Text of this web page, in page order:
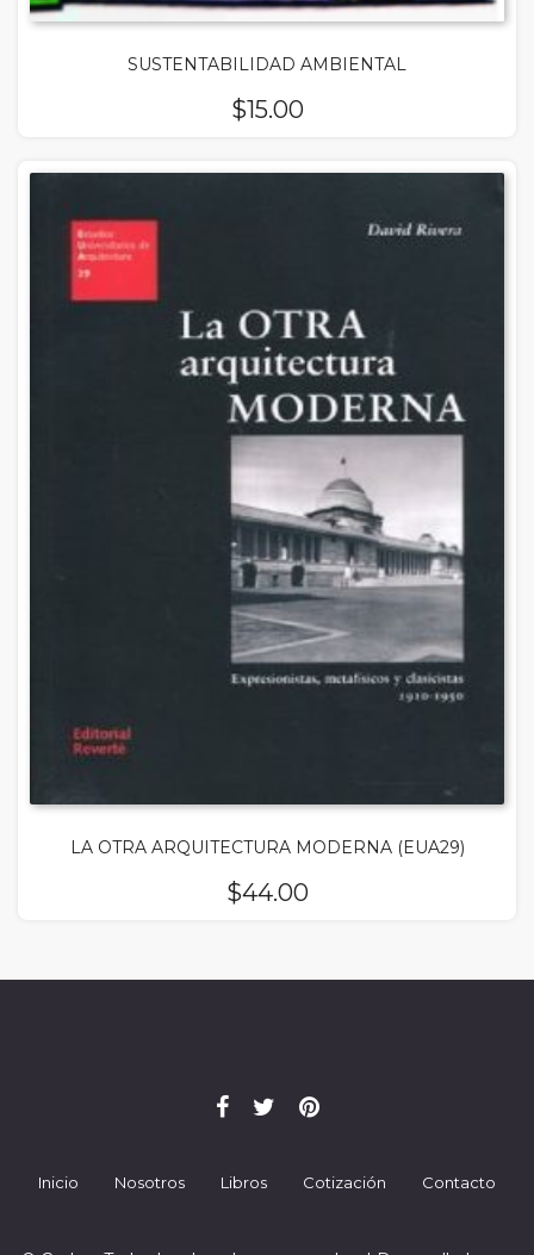
SUSTENTABILIDAD AMBIENTAL
$15.00
LA OTRA ARQUITECTURA MODERNA (EUA29)
$44.00
Inicio Nosotros Libros Cotización Contacto